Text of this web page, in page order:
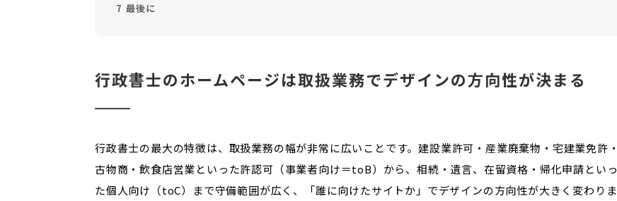
7 最後に
行政書士のホームページは取扱業務でデザインの方向性が決まる
行政書士の最大の特徴は、取扱業務の幅が非常に広いことです。建設業許可・産業廃棄物・宅建業免許・
古物商・飲食店営業といった許認可（事業者向け＝toB）から、相続・遺言、在留資格・帰化申請といっ
た個人向け（toC）まで守備範囲が広く、「誰に向けたサイトか」でデザインの方向性が大きく変わりま